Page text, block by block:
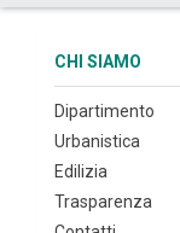
CHI SIAMO
Dipartimento
Urbanistica
Edilizia
Trasparenza